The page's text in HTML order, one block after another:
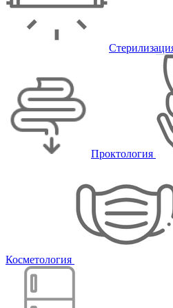
Проктология
Косметология